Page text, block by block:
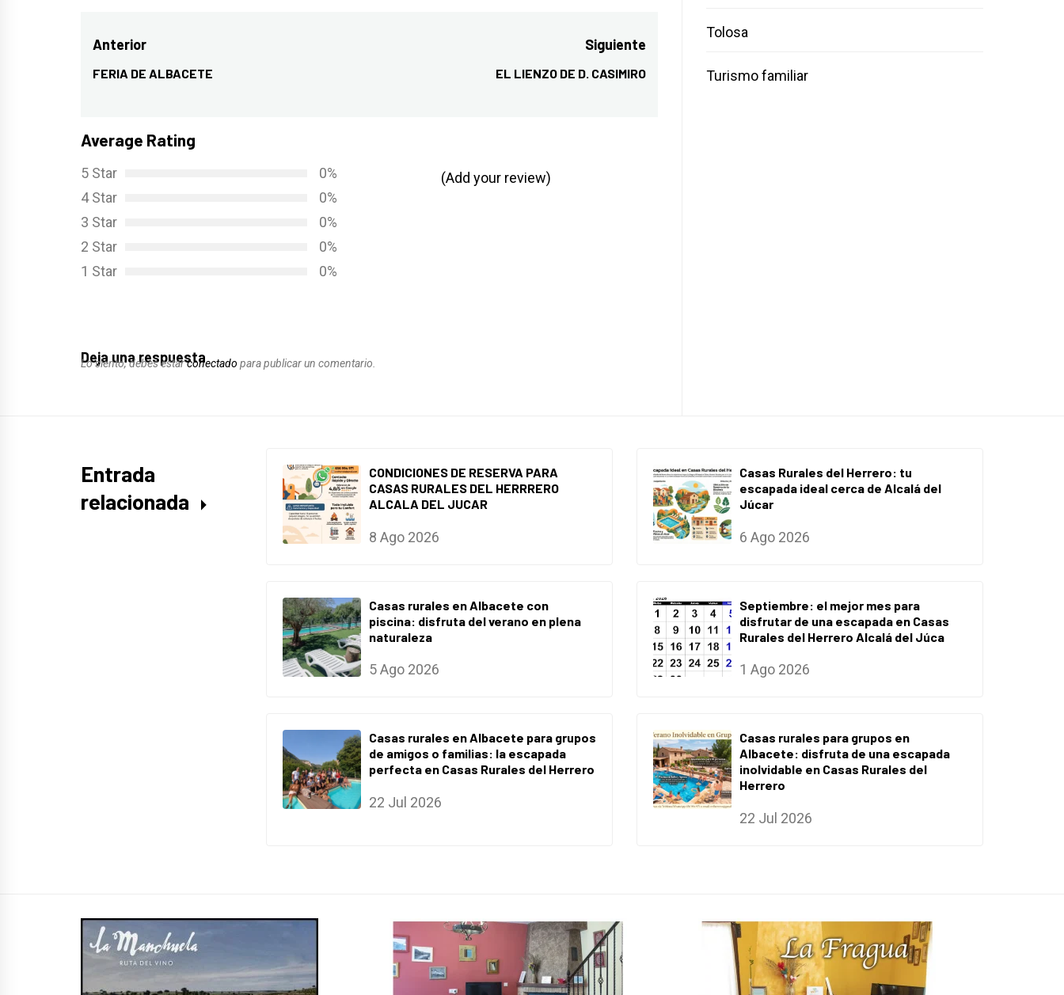
Navegación
de
Anterior
Entrada
FERIA DE ALBACETE
Siguiente
Entrada
EL LIENZO DE D. CASIMIRO
Average Rating
5 Star
0%
4 Star
0%
3 Star
0%
2 Star
0%
1 Star
0%
(Add your review)
Deja una respuesta
Lo siento, debes estarconectado para publicar un comentario.
Tolosa
Turismo familiar
Entrada
relacionada
CONDICIONES DE RESERVA PARA
CASAS RURALES DEL HERRRERO
ALCALA DEL JUCAR
8 Ago 2026
Casas Rurales del Herrero: tu
escapada ideal cerca de Alcalá del
Júcar
6 Ago 2026
Casas rurales en Albacete con
piscina: disfruta del verano en plena
naturaleza
5 Ago 2026
Septiembre: el mejor mes para
disfrutar de una escapada en Casas
Rurales del Herrero Alcalá del Júca
1 Ago 2026
Casas rurales en Albacete para grupos
de amigos o familias: la escapada
perfecta en Casas Rurales del Herrero
22 Jul 2026
Casas rurales para grupos en
Albacete: disfruta de una escapada
inolvidable en Casas Rurales del
Herrero
22 Jul 2026